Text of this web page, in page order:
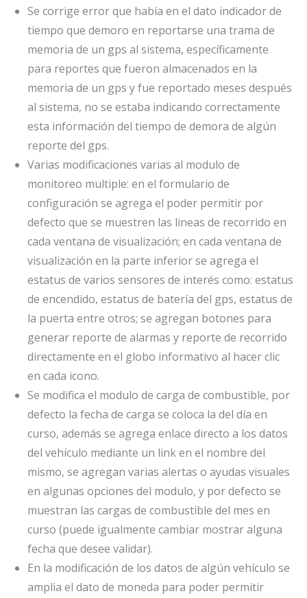
Se corrige error que había en el dato indicador de
tiempo que demoro en reportarse una trama de
memoria de un gps al sistema, específicamente
para reportes que fueron almacenados en la
memoria de un gps y fue reportado meses después
al sistema, no se estaba indicando correctamente
esta información del tiempo de demora de algún
reporte del gps.
Varias modificaciones varias al modulo de
monitoreo multiple: en el formulario de
configuración se agrega el poder permitir por
defecto que se muestren las lineas de recorrido en
cada ventana de visualización; en cada ventana de
visualización en la parte inferior se agrega el
estatus de varios sensores de interés como: estatus
de encendido, estatus de batería del gps, estatus de
la puerta entre otros; se agregan botones para
generar reporte de alarmas y reporte de recorrido
directamente en el globo informativo al hacer clic
en cada icono.
Se modifica el modulo de carga de combustible, por
defecto la fecha de carga se coloca la del día en
curso, además se agrega enlace directo a los datos
del vehículo mediante un link en el nombre del
mismo, se agregan varias alertas o ayudas visuales
en algunas opciones del modulo, y por defecto se
muestran las cargas de combustible del mes en
curso (puede igualmente cambiar mostrar alguna
fecha que desee validar).
En la modificación de los datos de algún vehículo se
amplia el dato de moneda para poder permitir